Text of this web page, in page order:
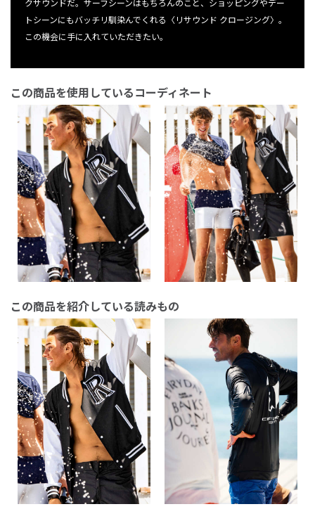
クサウンドだ。サーフシーンはもちろんのこと、ショッピングやデー
トシーンにもバッチリ馴染んでくれる〈リサウンド クロージング〉。
この機会に手に入れていただきたい。
この商品を使用しているコーディネート
この商品を紹介している読みもの